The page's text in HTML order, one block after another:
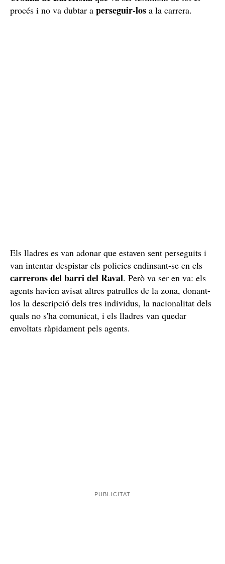
procés i no va dubtar a perseguir-los a la carrera.
Els lladres es van adonar que estaven sent perseguits i
van intentar despistar els policies endinsant-se en els
carrerons del barri del Raval. Però va ser en va: els
agents havien avisat altres patrulles de la zona, donant-
los la descripció dels tres individus, la nacionalitat dels
quals no s'ha comunicat, i els lladres van quedar
envoltats ràpidament pels agents.